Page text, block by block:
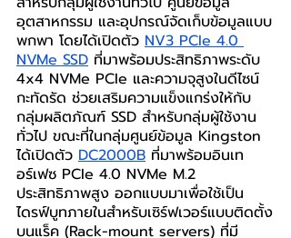
อุตสาหกรรม และอุปกรณ์จัดเก็บข้อมูลแบบ
พกพา โดยได้เปิดตัว NV3 PCIe 4.0
NVMe SSD ที่มาพร้อมประสิทธิภาพระดับ
4x4 NVMe PCIe และความจุสูงในดีไซน์
กะทัดรัด ช่วยเสริมความแข็งแกร่งให้กับ
กลุ่มผลิตภัณฑ์ SSD สำหรับกลุ่มผู้ใช้งาน
ทั่วไป ขณะที่ในกลุ่มศูนย์ข้อมูล Kingston
ได้เปิดตัว DC2000B ที่มาพร้อมอินเท
อร์เฟซ PCIe 4.0 NVMe M.2
ประสิทธิภาพสูง ออกแบบมาเพื่อใช้เป็น
ไดรฟ์บูทภายในสำหรับเซิร์ฟเวอร์แบบติดตั้ง
บนแร็ค (Rack-mount servers) ที่มี